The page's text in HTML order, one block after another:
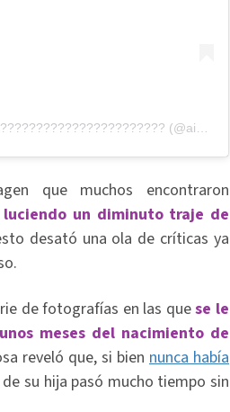
(@aislinnderbez) on
que muchos encontraron
luciendo un diminuto traje de
desató una ola de críticas ya
de fotografías en las quese le
meses del nacimiento de
reveló que, si bien nunca había
su hija pasó mucho tiempo sin